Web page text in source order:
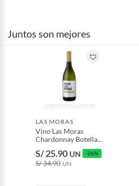
Juntos son mejores
LAS MORAS
Vino Las Moras
Chardonnay Botella
S/ 25.90 UN -26%
S/ 34.90 UN